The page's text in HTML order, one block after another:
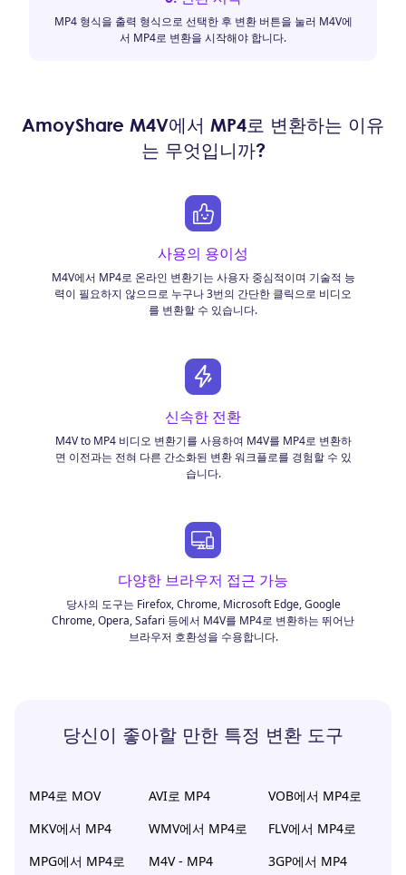
MP4 형식을 출력 형식으로 선택한 후 변환 버튼을 눌러 M4V에
서 MP4로 변환을 시작해야 합니다.
AmoyShare M4V에서 MP4로 변환하는 이유
는 무엇입니까?
사용의 용이성
M4V에서 MP4로 온라인 변환기는 사용자 중심적이며 기술적 능
력이 필요하지 않으므로 누구나 3번의 간단한 클릭으로 비디오
를 변환할 수 있습니다.
신속한 전환
M4V to MP4 비디오 변환기를 사용하여 M4V를 MP4로 변환하
면 이전과는 전혀 다른 간소화된 변환 워크플로를 경험할 수 있
습니다.
다양한 브라우저 접근 가능
당사의 도구는 Firefox, Chrome, Microsoft Edge, Google
Chrome, Opera, Safari 등에서 M4V를 MP4로 변환하는 뛰어난
브라우저 호환성을 수용합니다.
당신이 좋아할 만한 특정 변환 도구
MP4로 MOV AVI로 MP4
VOB에서 MP4로
MKV에서 MP4
WMV에서 MP4로
FLV에서 MP4로
MPG에서 MP4로
M4V - MP4
3GP에서 MP4